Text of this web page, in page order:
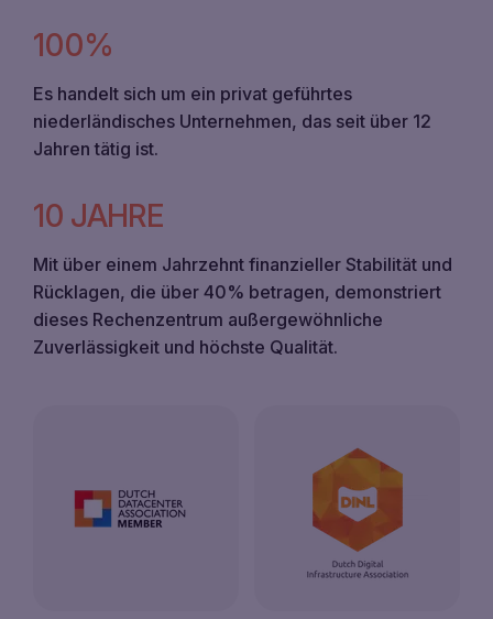
100%
Es handelt sich um ein privat geführtes
niederländisches Unternehmen, das seit über 12
Jahren tätig ist.
10 JAHRE
Mit über einem Jahrzehnt finanzieller Stabilität und
Rücklagen, die über 40% betragen, demonstriert
dieses Rechenzentrum außergewöhnliche
Zuverlässigkeit und höchste Qualität.